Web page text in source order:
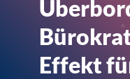
Effekt